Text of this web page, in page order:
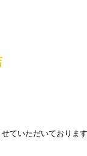
ていただいておりま